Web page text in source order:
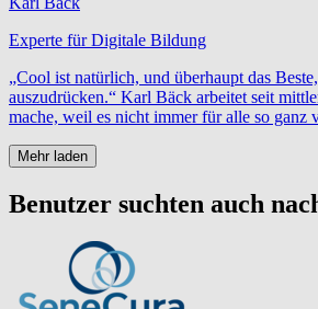
Experte für Digitale Bildung
„Cool ist natürlich, und überhaupt das
auszudrücken.“ Karl Bäck arbeitet seit
mache, weil es nicht immer für alle so ganz
Mehr laden
Benutzer suchten auch